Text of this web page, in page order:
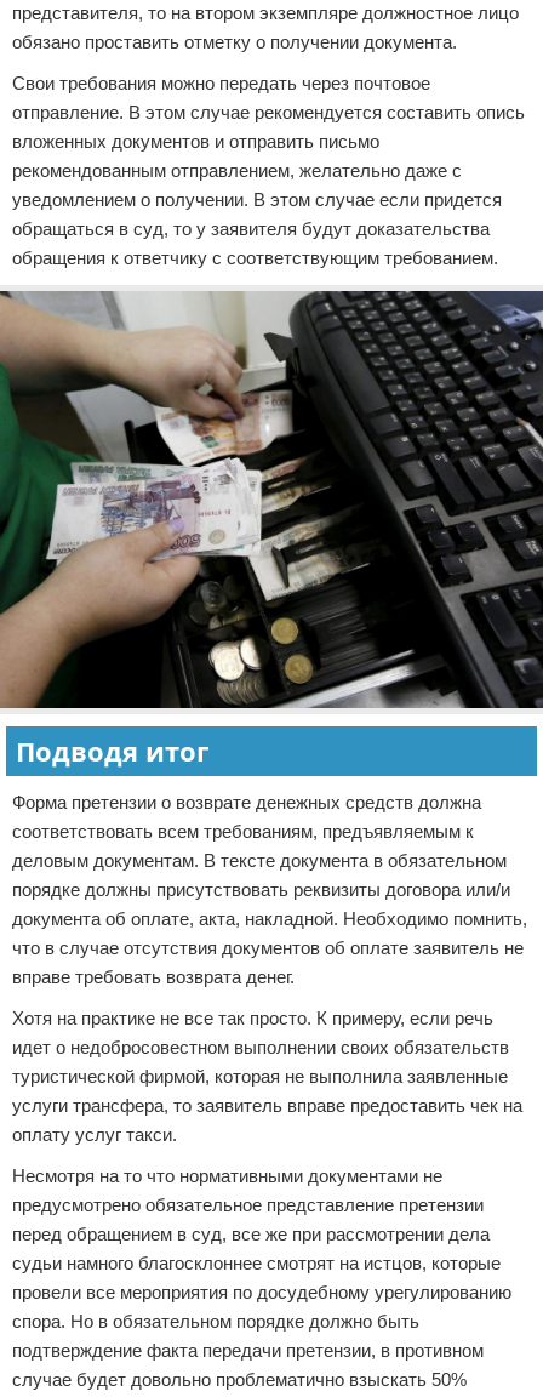
представителя, то на втором экземпляре должностное лицо
обязано проставить отметку о получении документа.
Свои требования можно передать через почтовое
отправление. В этом случае рекомендуется составить опись
вложенных документов и отправить письмо
рекомендованным отправлением, желательно даже с
уведомлением о получении. В этом случае если придется
обращаться в суд, то у заявителя будут доказательства
обращения к ответчику с соответствующим требованием.
Подводя итог
Форма претензии о возврате денежных средств должна
соответствовать всем требованиям, предъявляемым к
деловым документам. В тексте документа в обязательном
порядке должны присутствовать реквизиты договора или/и
документа об оплате, акта, накладной. Необходимо помнить,
что в случае отсутствия документов об оплате заявитель не
вправе требовать возврата денег.
Хотя на практике не все так просто. К примеру, если речь
идет о недобросовестном выполнении своих обязательств
туристической фирмой, которая не выполнила заявленные
услуги трансфера, то заявитель вправе предоставить чек на
оплату услуг такси.
Несмотря на то что нормативными документами не
предусмотрено обязательное представление претензии
перед обращением в суд, все же при рассмотрении дела
судьи намного благосклоннее смотрят на истцов, которые
провели все мероприятия по досудебному урегулированию
спора. Но в обязательном порядке должно быть
подтверждение факта передачи претензии, в противном
случае будет довольно проблематично взыскать 50%